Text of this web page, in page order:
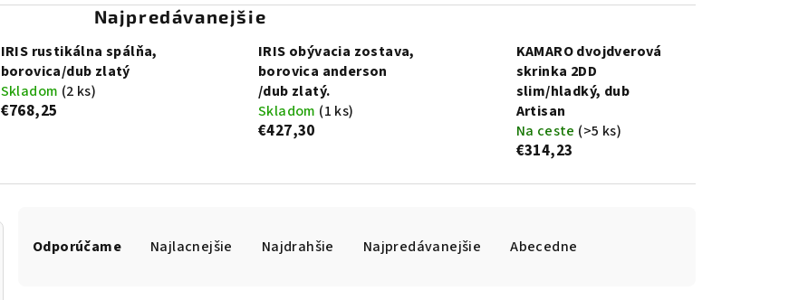
Najpredávanejšie
IRIS rustikálna spálňa,
borovica/dub zlatý
Skladom (2 ks)
€768,25
IRIS obývacia zostava,
borovica anderson
/dub zlatý.
Skladom (1 ks)
€427,30
KAMARO dvojdverová
skrinka 2DD
slim/hladký, dub
Artisan
Na ceste (>5 ks)
€314,23
Odporúčame Najlacnejšie Najdrahšie Najpredávanejšie Abecedne